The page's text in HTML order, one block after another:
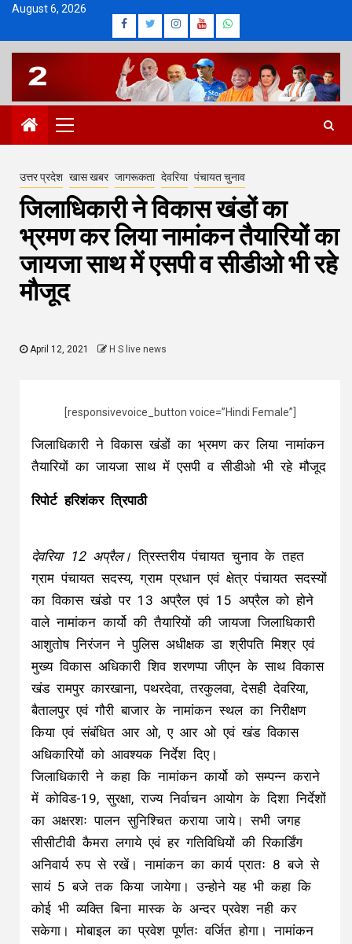
Skip
content
August 6, 2026
Facebook
Twitter
Instagram
Youtube
Whatsapp
Primary
Menu
उत्तर प्रदेश खास खबर जागरूकता देवरिया पंचायत चुनाव
जिलाधिकारी ने विकास खंडों का
भ्रमण कर लिया नामांकन तैयारियों का
जायजा साथ में एसपी व सीडीओ भी रहे
मौजूद
April 12, 2021 H S live news
[responsivevoice_button voice=”Hindi Female”]
जिलाधिकारी ने विकास खंडों का भ्रमण कर लिया नामांकन
तैयारियों का जायजा साथ में एसपी व सीडीओ भी रहे मौजूद
रिपोर्ट हरिशंकर त्रिपाठी
देवरिया 12 अप्रैल। त्रिस्तरीय पंचायत चुनाव के तहत
ग्राम पंचायत सदस्य, ग्राम प्रधान एवं क्षेत्र पंचायत सदस्यों
का विकास खंडो पर 13 अप्रैल एवं 15 अप्रैल को होने
वाले नामांकन कार्यो की तैयारियों की जायजा जिलाधिकारी
आशुतोष निरंजन ने पुलिस अधीक्षक डा श्रीपति मिश्र एवं
मुख्य विकास अधिकारी शिव शरणप्पा जीएन के साथ विकास
खंड रामपुर कारखाना, पथरदेवा, तरकुलवा, देसही देवरिया,
बैतालपुर एवं गौरी बाजार के नामांकन स्थल का निरीक्षण
किया एवं संबंधित आर ओ, ए आर ओ एवं खंड विकास
अधिकारियों को आवश्यक निर्देश दिए।
जिलाधिकारी ने कहा कि नामांकन कार्यो को सम्पन्न कराने
में कोविड-19, सुरक्षा, राज्य निर्वाचन आयोग के दिशा निर्देशों
का अक्षरशः पालन सुनिश्चित कराया जाये। सभी जगह
सीसीटीवी कैमरा लगाये एवं हर गतिविधियों की रिकार्डिंग
अनिवार्य रुप से रखें। नामांकन का कार्य प्रातः 8 बजे से
सायं 5 बजे तक किया जायेगा। उन्होने यह भी कहा कि
कोई भी व्यक्ति बिना मास्क के अन्दर प्रवेश नही कर
सकेगा। मोबाइल का प्रवेश पूर्णतः वर्जित होगा। नामांकन